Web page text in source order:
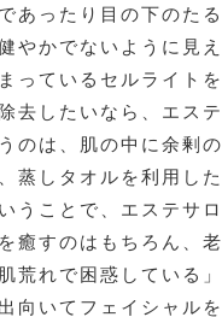
あったり目の下のた
やかでないように見
っているセルライト
去したいなら、エス
のは、肌の中に余剰
蒸しタオルを利用し
うことで、エステサ
癒すのはもちろん、
荒れで困惑している
向いてフェイシャル